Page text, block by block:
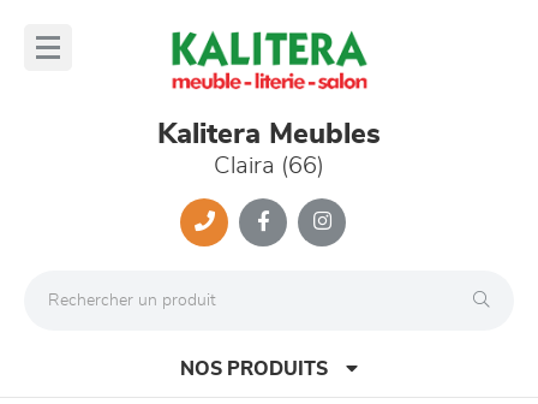
Kalitera Meubles
Claira (66)
NOS PRODUITS